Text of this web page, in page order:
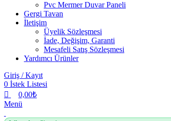
Pvc Mermer Duvar Paneli
Gergi Tavan
İletişim
Üyelik Sözleşmesi
İade, Değişim, Garanti
Mesafeli Satış Sözleşmesi
Yardımcı Ürünler
Giriş / Kayıt
0 İstek Listesi
0,00₺
Menü